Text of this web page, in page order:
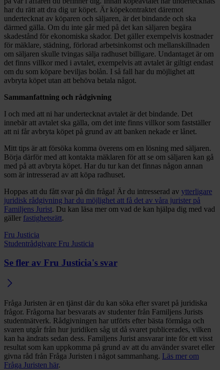
har du rätt att dra dig ur köpet. Är köpekontraktet däremot
undertecknat av köparen och säljaren, är det bindande och ska
därmed gälla. Om du inte går med på det kan säljaren begära
skadestånd för ekonomiska skador. Det gäller exempelvis kostnader
för mäklare, städning, förlorad arbetsinkomst och mellanskillnaden
om säljaren skulle tvingas sälja radhuset billigare. Undantaget är om
det finns villkor med i avtalet, exempelvis att avtalet är giltigt endast
om du som köpare beviljas bolån. I så fall har du möjlighet att
avbryta köpet utan att behöva betala något.
Sammanfattning och rådgivning
I och med att ni har undertecknat avtalet är det bindande. Det
innebär att avtalet ska gälla, om det inte finns villkor som fastställer
att ni får avbryta köpet på grund av att banken nekade er lånet.
Mitt tips är att försöka komma överens om en lösning med säljaren.
Börja därför med att kontakta mäklaren för att se om säljaren kan gå
med på att avbryta köpet. Har du tur kan det finnas någon annan
som är intresserad av att köpa radhuset.
Hoppas att du fått svar på din fråga! Är du intresserad av ytterligare
juridisk rådgivning har du möjlighet att få det av våra jurister på
Familjens Jurist. Du kan läsa mer om vad de kan hjälpa dig med vad
gäller fastighetsrätt.
Fru Justicia
Studentrådgivare Fru Justicia
Se fler av Fru Justicia's svar
Fråga Juristen är en tjänst där du kan söka efter svaret på juridiska
frågor. Frågorna har besvarats av studenter från Familjens Jurists
studentnätverk. Rådgivningen har utförts efter bästa förmåga och
svaren utgår från hur juridiken såg ut då svaret publicerades, vilken
kan ha ändrats sedan dess. Familjens Jurist ansvarar inte för ett visst
resultat som kan uppkomma på grund av att du använder svaret eller
givna råd från Fråga Juristen i något sammanhang. Läs mer om
Fråga Juristen här.